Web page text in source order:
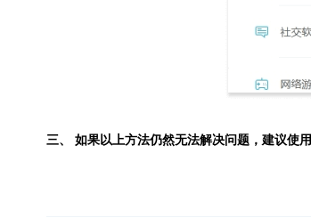
三、 如果以上方法仍然无法解决问题，建议使用